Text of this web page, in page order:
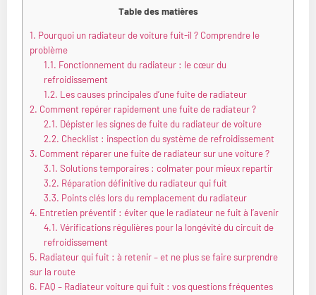
Table des matières
1. Pourquoi un radiateur de voiture fuit-il ? Comprendre le
problème
1.1. Fonctionnement du radiateur : le cœur du
refroidissement
1.2. Les causes principales d’une fuite de radiateur
2. Comment repérer rapidement une fuite de radiateur ?
2.1. Dépister les signes de fuite du radiateur de voiture
2.2. Checklist : inspection du système de refroidissement
3. Comment réparer une fuite de radiateur sur une voiture ?
3.1. Solutions temporaires : colmater pour mieux repartir
3.2. Réparation définitive du radiateur qui fuit
3.3. Points clés lors du remplacement du radiateur
4. Entretien préventif : éviter que le radiateur ne fuit à l’avenir
4.1. Vérifications régulières pour la longévité du circuit de
refroidissement
5. Radiateur qui fuit : à retenir – et ne plus se faire surprendre
sur la route
6. FAQ – Radiateur voiture qui fuit : vos questions fréquentes